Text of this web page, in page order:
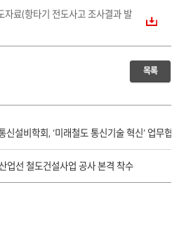
료(항타기 전도사고 조사결과 발
목록
설비학회, ‘미래철도 통신기술 혁신’ 업무협
업선 철도건설사업 공사 본격 착수